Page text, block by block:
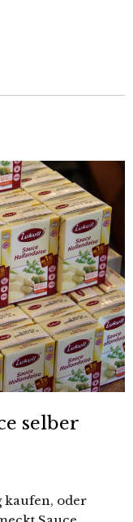
selber
kaufen, oder